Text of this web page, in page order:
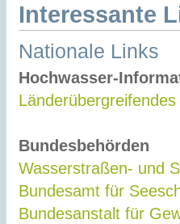
Interessante
Nationale Links
Hochwasser-
Bundesbehörden
Wasserstraßen- und
Bundesamt für
Bundesanstalt für